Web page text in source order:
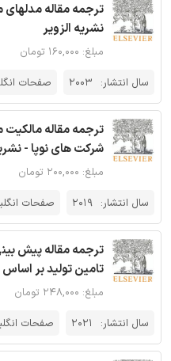
ترجمه مقاله مدلهای
نشریه الزویر
مبلغ: ۱۶۰,۰۰۰ تومان
سال انتشار: 2003 صفحات
ترجمه مقاله مالکیت
شرکت های نوپا -
مبلغ: ۲۰۰,۰۰۰ تومان
سال انتشار: 2019 صفحات
ترجمه مقاله پیش
تامین تولید بر
مبلغ: ۲۴۸,۰۰۰ تومان
سال انتشار:
2021 صفحات